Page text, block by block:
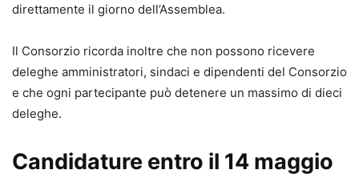
direttamente il giorno dell’Assemblea.
Il Consorzio ricorda inoltre che non possono ricevere
deleghe amministratori, sindaci e dipendenti del Consorzio
e che ogni partecipante può detenere un massimo di dieci
deleghe.
Candidature entro il 14 maggio